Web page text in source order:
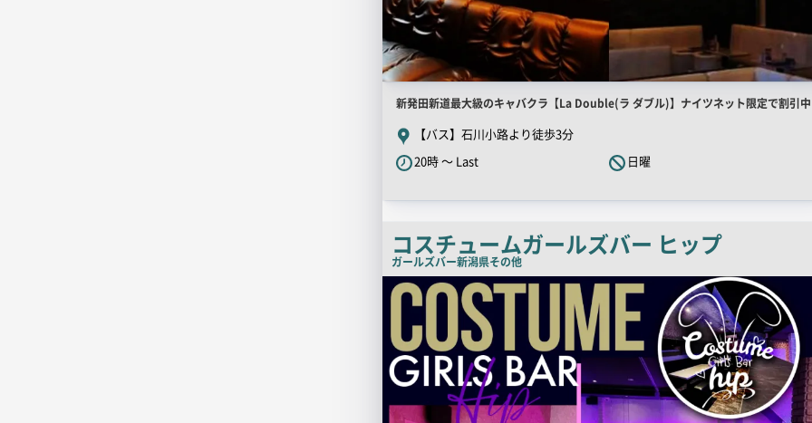
店
舗
PR
キ
チ
コ
ピ
ー
新発田新道最大級のキャバクラ【La Double(ラ ダブル)】ナイツネット限定で割引
【バス】石川小路より徒歩3分
20時 ～ Last
日曜
コスチュームガールズバー ヒップ
ガールズバー新潟県その他
店
舗